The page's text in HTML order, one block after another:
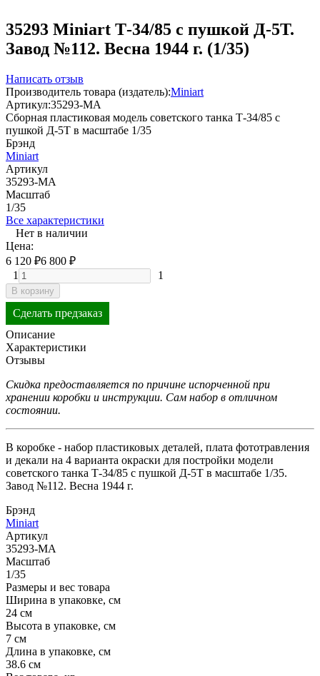
35293 Miniart Т-34/85 с пушкой Д-5Т.
Завод №112. Весна 1944 г. (1/35)
Написать отзыв
Производитель товара (издатель):Miniart
Артикул:35293-MA
Сборная пластиковая модель советского танка Т-34/85 с
пушкой Д-5Т в масштабе 1/35
Брэнд
Miniart
Артикул
35293-MA
Масштаб
1/35
Все характеристики
Нет в наличии
Цена:
6 120 ₽6 800 ₽
1
1
В корзину
Сделать предзаказ
Описание
Характеристики
Отзывы
Скидка предоставляется по причине испорченной при
хранении коробки и инструкции. Сам набор в отличном
состоянии.
В коробке - набор пластиковых деталей, плата фототравления
и декали на 4 варианта окраски для постройки модели
советского танка Т-34/85 с пушкой Д-5Т в масштабе 1/35.
Завод №112. Весна 1944 г.
Брэнд
Miniart
Артикул
35293-MA
Масштаб
1/35
Размеры и вес товара
Ширина в упаковке, см
24 см
Высота в упаковке, см
7 см
Длина в упаковке, см
38.6 см